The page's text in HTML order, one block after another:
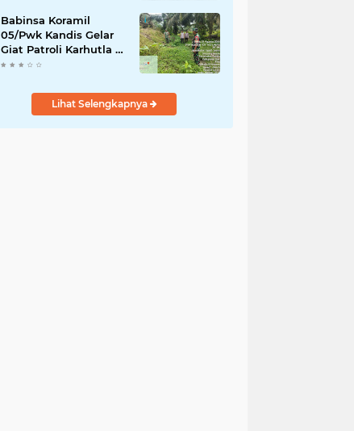
Pangan
Babinsa Koramil
05/Pwk Kandis Gelar
Giat Patroli Karhutla di
Wilayah Kelurahan
Lihat Selengkapnya